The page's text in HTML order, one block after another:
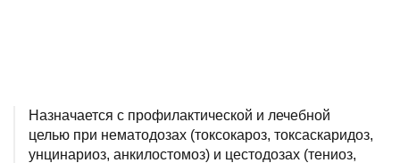
Назначается с профилактической и лечебной
целью при нематодозах (токсокароз, токсаскаридоз,
унцинариоз, анкилостомоз) и цестодозах (тениоз,